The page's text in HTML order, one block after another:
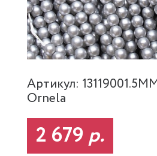
Артикул:
Ornela
2 679 р.